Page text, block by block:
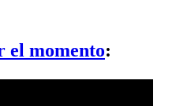
el momento: